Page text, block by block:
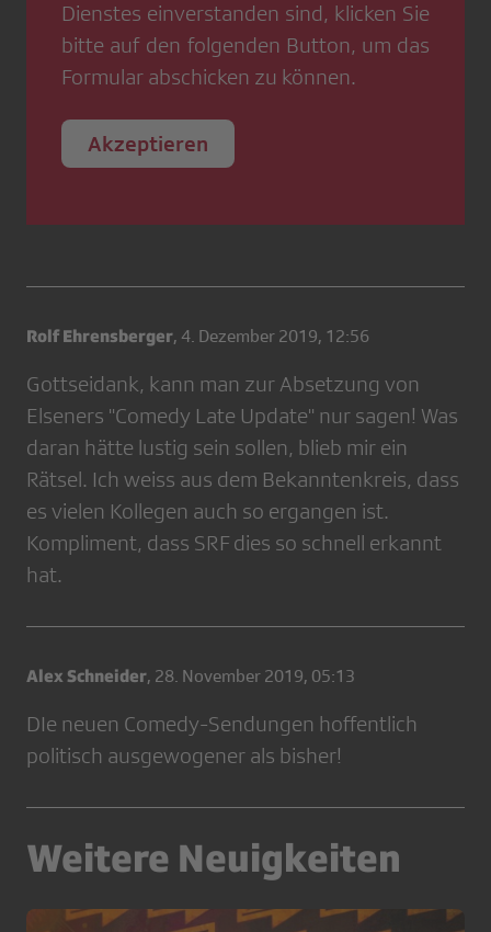
Dienstes einverstanden sind, klicken Sie
bitte auf den folgenden Button, um das
Formular abschicken zu können.
Akzeptieren
Rolf Ehrensberger, 4. Dezember 2019, 12:56
Gottseidank, kann man zur Absetzung von
Elseners "Comedy Late Update" nur sagen! Was
daran hätte lustig sein sollen, blieb mir ein
Rätsel. Ich weiss aus dem Bekanntenkreis, dass
es vielen Kollegen auch so ergangen ist.
Kompliment, dass SRF dies so schnell erkannt
hat.
Alex Schneider, 28. November 2019, 05:13
DIe neuen Comedy-Sendungen hoffentlich
politisch ausgewogener als bisher!
Weitere Neuigkeiten